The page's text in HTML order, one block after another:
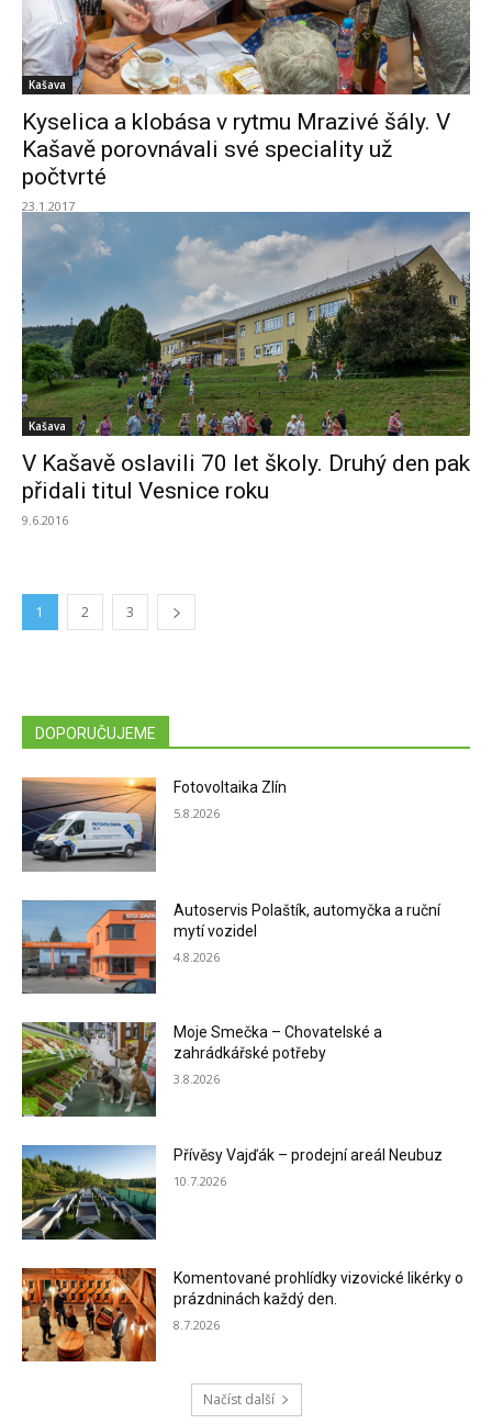
Kašava
Kyselica a klobása v rytmu Mrazivé šály. V
Kašavě porovnávali své speciality už
počtvrté
23.1.2017
Kašava
V Kašavě oslavili 70 let školy. Druhý den pak
přidali titul Vesnice roku
9.6.2016
1 2 3
DOPORUČUJEME
Fotovoltaika Zlín
5.8.2026
Autoservis Polaštík, automyčka a ruční
mytí vozidel
4.8.2026
Moje Smečka – Chovatelské a
zahrádkářské potřeby
3.8.2026
Přívěsy Vajďák – prodejní areál Neubuz
10.7.2026
Komentované prohlídky vizovické likérky o
prázdninách každý den.
8.7.2026
Načíst další